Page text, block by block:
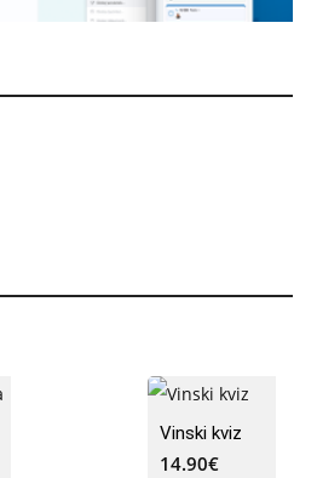
Vinski kviz
14.90€